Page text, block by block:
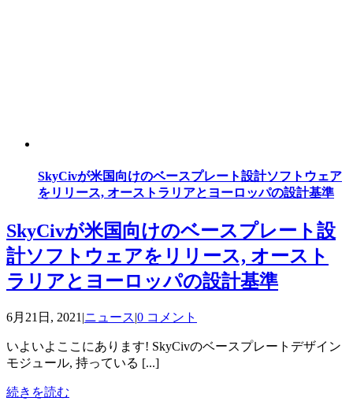
SkyCivが米国向けのベースプレート設計ソフトウェア
をリリース, オーストラリアとヨーロッパの設計基準
SkyCivが米国向けのベースプレート設
計ソフトウェアをリリース, オースト
ラリアとヨーロッパの設計基準
6月21日, 2021 |ニュース|0 コメント
いよいよここにあります! SkyCivのベースプレートデザイン
モジュール, 持っている [...]
続きを読む